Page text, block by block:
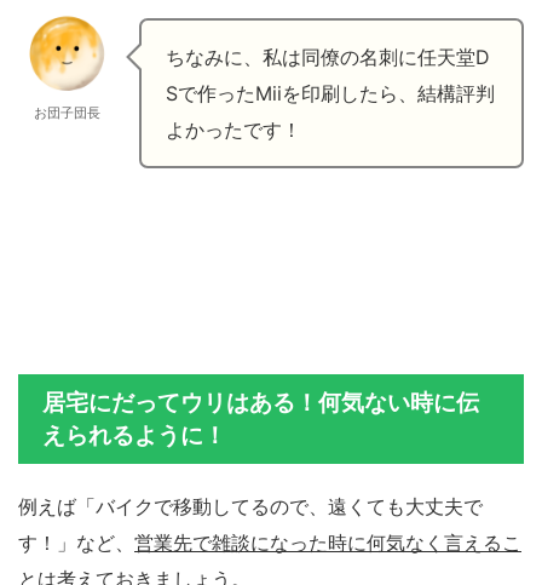
お団子団長
ちなみに、私は同僚の名刺に任天堂D
Sで作ったMiiを印刷したら、結構評判
よかったです！
居宅にだってウリはある！何気ない時に伝
えられるように！
例えば「バイクで移動してるので、遠くても大丈夫で
す！」など、 営業先で雑談になった時に何気なく言えるこ
とは考えておきましょう。